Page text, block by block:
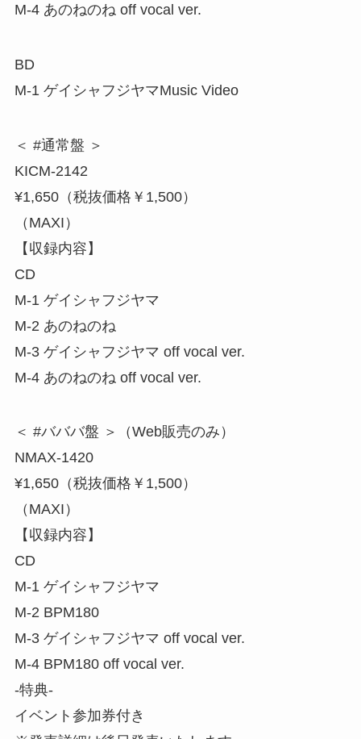
M-4 あのねのね off vocal ver.
BD
M-1 ゲイシャフジヤマMusic Video
＜ #通常盤 ＞
KICM-2142
¥1,650（税抜価格￥1,500）
（MAXI）
【収録内容】
CD
M-1 ゲイシャフジヤマ
M-2 あのねのね
M-3 ゲイシャフジヤマ off vocal ver.
M-4 あのねのね off vocal ver.
＜ #バババ盤 ＞（Web販売のみ）
NMAX-1420
¥1,650（税抜価格￥1,500）
（MAXI）
【収録内容】
CD
M-1 ゲイシャフジヤマ
M-2 BPM180
M-3 ゲイシャフジヤマ off vocal ver.
M-4 BPM180 off vocal ver.
-特典-
イベント参加券付き